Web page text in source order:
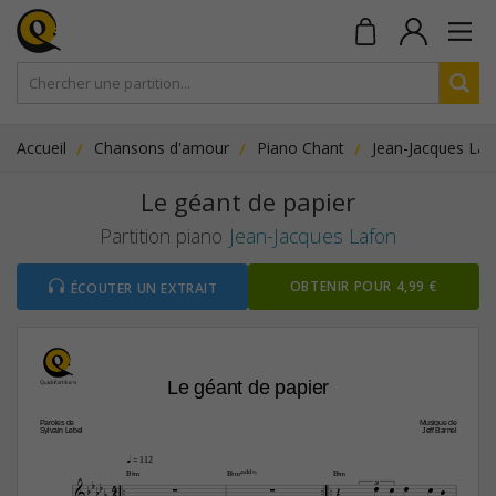
Accueil Chansons d'amour Piano Chant Jean-Jacques
Le géant de papier
Partition piano Jean-Jacques Lafon
ÉCOUTER UN EXTRAIT OBTENIR POUR 4,99 €

Le géant de papier
Musique de
Jeff Barnel
Paroles de
Sylvain Lebel

q = 112
4
 B¨‹
 
B¨‹(„ˆˆ9) B¨‹
3
     